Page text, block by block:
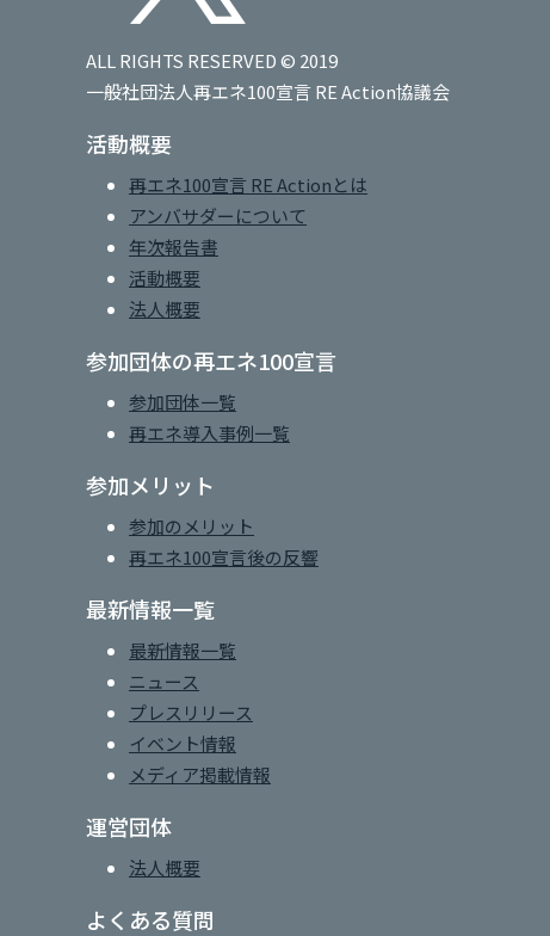
ALL RIGHTS RESERVED © 2019
一般社団法人再エネ100宣言 RE Action協議会
活動概要
再エネ100宣言 RE Actionとは
アンバサダーについて
年次報告書
活動概要
法人概要
参加団体の再エネ100宣言
参加団体一覧
再エネ導入事例一覧
参加メリット
参加のメリット
再エネ100宣言後の反響
最新情報一覧
最新情報一覧
ニュース
プレスリリース
イベント情報
メディア掲載情報
運営団体
法人概要
よくある質問